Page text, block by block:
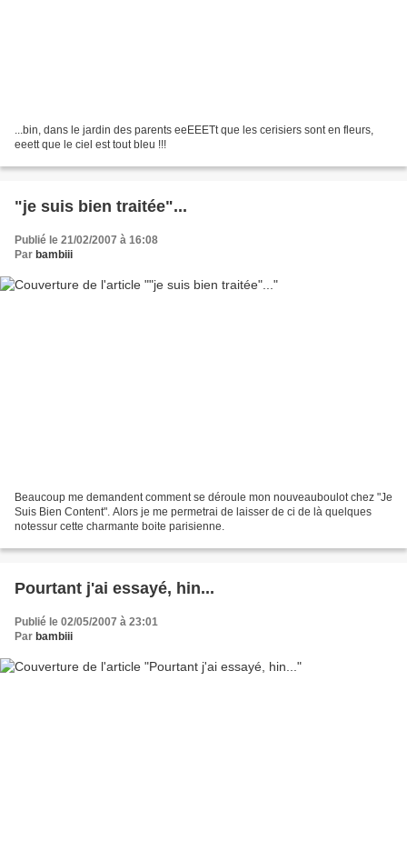
...bin, dans le jardin des parents eeEEETt que les cerisiers sont en fleurs,
eeett que le ciel est tout bleu !!!
"je suis bien traitée"...
Publié le 21/02/2007 à 16:08
Par bambiii
Beaucoup me demandent comment se déroule mon nouveauboulot chez "Je
Suis Bien Content". Alors je me permetrai de laisser de ci de là quelques
notessur cette charmante boite parisienne.
Pourtant j'ai essayé, hin...
Publié le 02/05/2007 à 23:01
Par bambiii